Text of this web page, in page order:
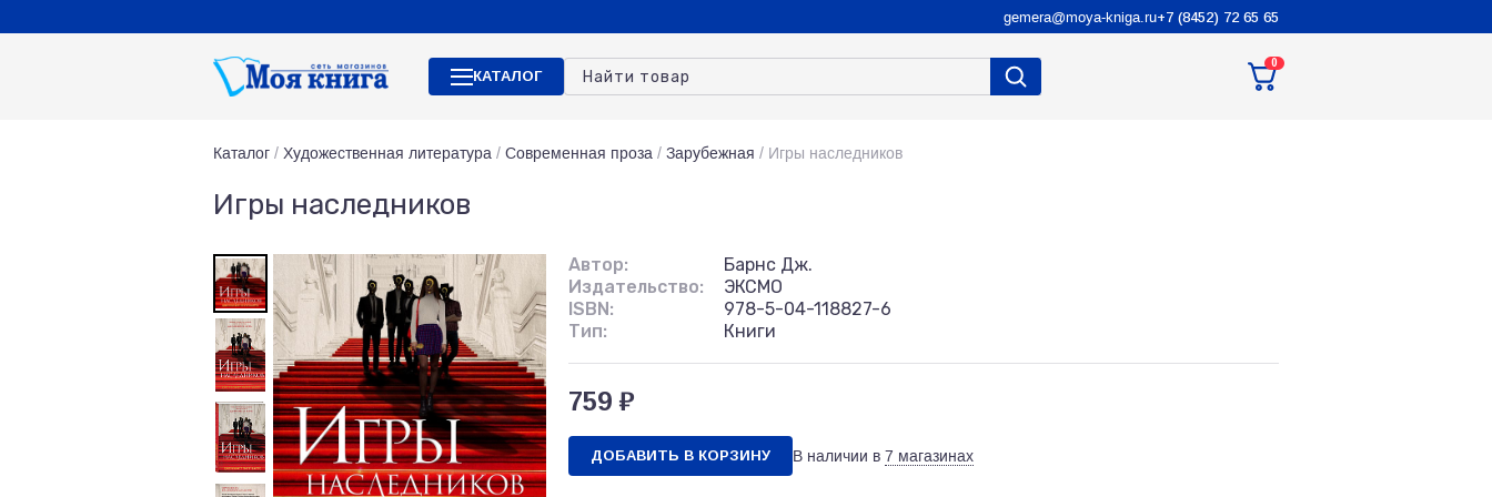
gemera@moya-kniga.ru+7 (8452) 72 65 65
КАТАЛОГ
0
Каталог / Художественная литература / Современная проза / Зарубежная / Игры наследников
Игры наследников
Автор:
Барнс Дж.
Издательство:
ЭКСМО
ISBN:
978-5-04-118827-6
Тип:
Книги
759 ₽
ДОБАВИТЬ В КОРЗИНУ В наличии в 7 магазинах